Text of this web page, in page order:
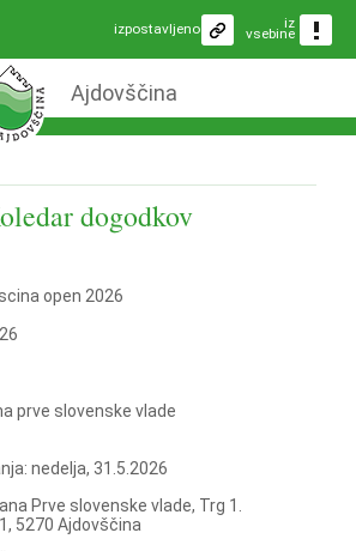
iz
vsebine
izpostavljeno
Ajdovščina
dogodkov
open 2026
prve slovenske vlade
nedelja, 31.5.2026
Prve slovenske vlade, Trg 1.
5270 Ajdovščina